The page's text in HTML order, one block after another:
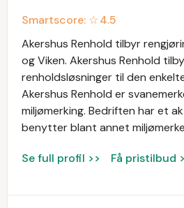
Smartscore: ☆4.5
Akershus Renhold tilbyr
og Viken. Akershus Renhold
renholdsløsninger til den
Akershus Renhold er
miljømerking. Bedriften har et
benytter blant annet
Se full profil >> Få pristilbud